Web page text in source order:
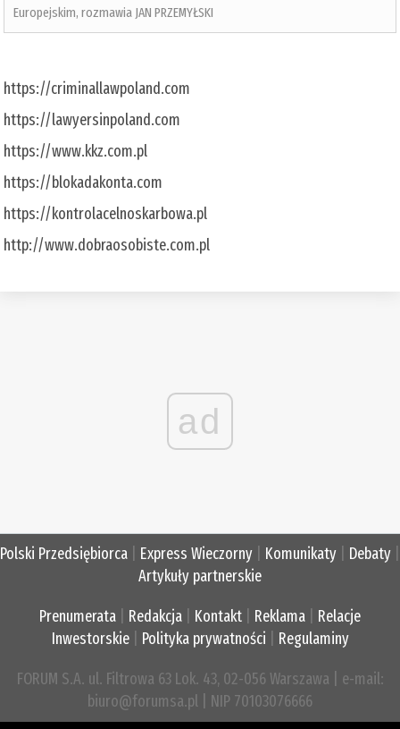
Europejskim, rozmawia JAN PRZEMYŁSKI
https://criminallawpoland.com
https://lawyersinpoland.com
https://www.kkz.com.pl
https://blokadakonta.com
https://kontrolacelnoskarbowa.pl
http://www.dobraosobiste.com.pl
ad
Polski Przedsiębiorca Express Wieczorny Komunikaty Debaty
Artykuły partnerskie
Prenumerata Redakcja Kontakt Reklama
Relacje
Inwestorskie| Polityka prywatności Regulaminy
FORUM S.A. ul. Filtrowa 63 Lok. 43, 02-056 Warszawa | e-mail:
biuro@forumsa.pl | NIP 70103076666